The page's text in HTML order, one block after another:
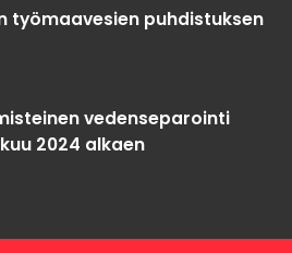
työmaavesien puhdistuksen
vedenseparointi
2024 alkaen